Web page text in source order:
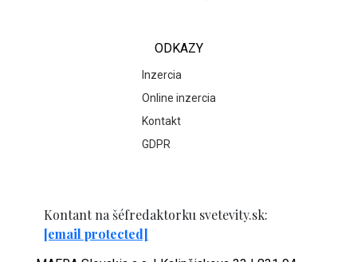
ODKAZY
Inzercia
Online inzercia
Kontakt
GDPR
Kontant na šéfredaktorku svetevity.sk:
[email protected]